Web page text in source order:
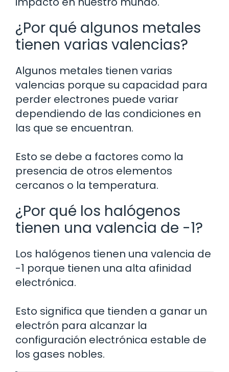
¿Por qué algunos metales
tienen varias valencias?
Algunos metales tienen varias
valencias porque su capacidad para
perder electrones puede variar
dependiendo de las condiciones en
las que se encuentran.
Esto se debe a factores como la
presencia de otros elementos
cercanos o la temperatura.
¿Por qué los halógenos
tienen una valencia de -1?
Los halógenos tienen una valencia de
-1 porque tienen una alta afinidad
electrónica.
Esto significa que tienden a ganar un
electrón para alcanzar la
configuración electrónica estable de
los gases nobles.